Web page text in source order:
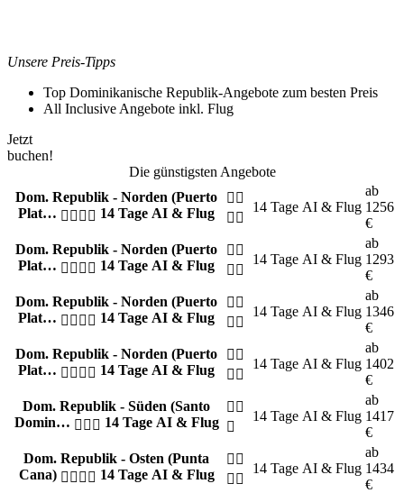
Unsere Preis-Tipps
Top Dominikanische Republik-Angebote zum besten Preis
All Inclusive Angebote inkl. Flug
Jetzt
buchen!
Die günstigsten Angebote
Dom. Republik - Norden (Puerto
Plat…
14 Tage AI & Flug 14 Tage AI & Flug
ab
1256
€
Dom. Republik - Norden (Puerto
Plat…
14 Tage AI & Flug 14 Tage AI & Flug
ab
1293
€
Dom. Republik - Norden (Puerto
Plat…
14 Tage AI & Flug 14 Tage AI & Flug
ab
1346
€
Dom. Republik - Norden (Puerto
Plat…
14 Tage AI & Flug 14 Tage AI & Flug
ab
1402
€
Dom. Republik - Süden (Santo
Domin…
14 Tage AI & Flug 14 Tage AI & Flug
ab
1417
€
Dom. Republik - Osten (Punta
Cana)
14 Tage AI & Flug 14 Tage AI & Flug
ab
1434
€